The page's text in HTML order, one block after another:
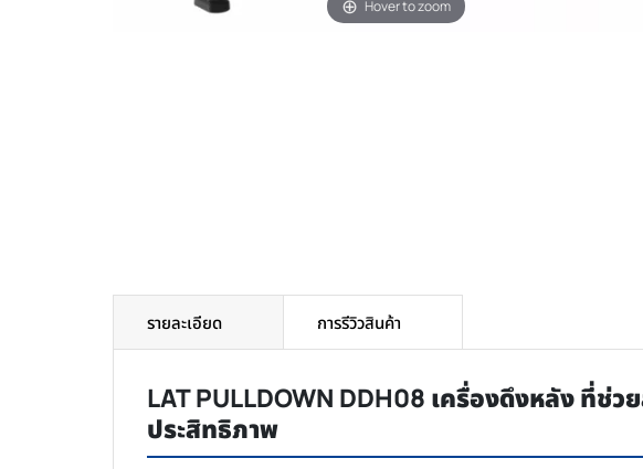
Hover to zoom
รายละเอียด
LAT PULLDOWN DDH08 เครื่องดึงหลัง ที่
ประสิทธิภาพ
การรีวิวสินค้า